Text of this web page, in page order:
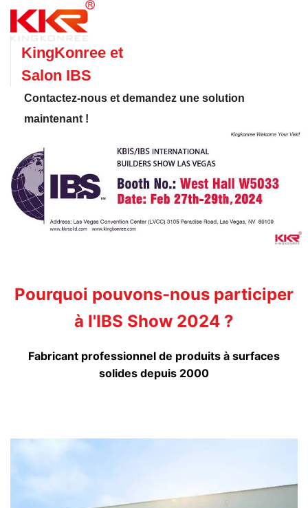
KingKonree et
Salon IBS
Contactez-nous et demandez une solution
maintenant !
Pourquoi pouvons-nous participer
à l'IBS Show 2024 ?
Fabricant professionnel de produits à surfaces
solides depuis 2000